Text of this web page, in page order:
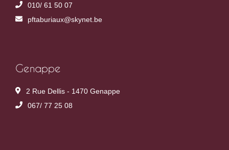
010/ 61 50 07
pftaburiaux@skynet.be
Genappe
2 Rue Dellis - 1470 Genappe
067/ 77 25 08